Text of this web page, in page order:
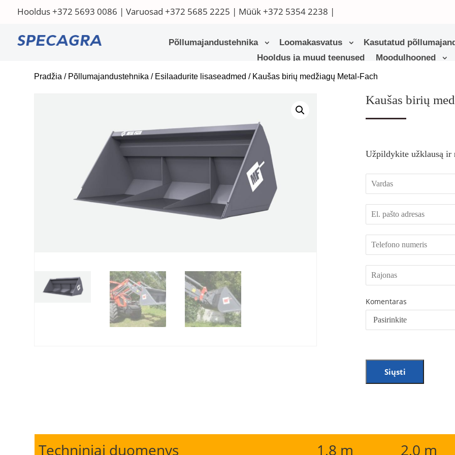
Hooldus+372 5693 0086 | Varuosad +372 5685 2225 | Müük+372 5354 2238 |
Põllumajandustehnika Loomakasvatus
Kasutatud
Hooldus ja muud teenused
Moodulhooned
Pradžia / Põllumajandustehnika / Esilaadurite lisaseadmed / Kaušas birių medžiagų Metal-Fach
Kaušas birių
Užpildykite užklausą ir
Komentaras
Siųsti
Techniniai duomenys 1,8 m 2,0 m